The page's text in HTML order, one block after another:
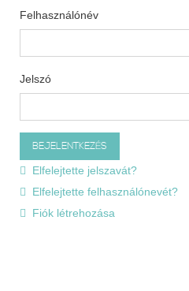
Felhasználónév
Jelszó
Elfelejtette jelszavát?
Elfelejtette felhasználónevét?
Fiók létrehozása